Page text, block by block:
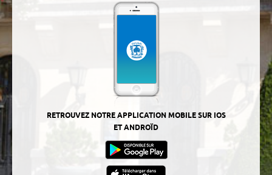
RETROUVEZ NOTRE APPLICATION MOBILE SUR IOS
ET ANDROÏD